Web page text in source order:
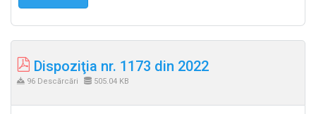
Dispoziţia nr. 1173 din 2022
96 Descărcări 505.04 KB